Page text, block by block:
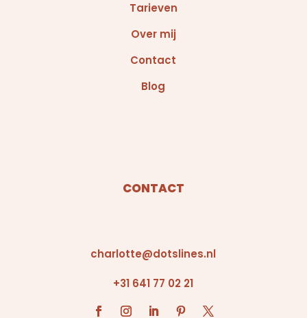
Tarieven
Over mij
Contact
Blog
CONTACT
charlotte@dotslines.nl
+31 641 77 02 21